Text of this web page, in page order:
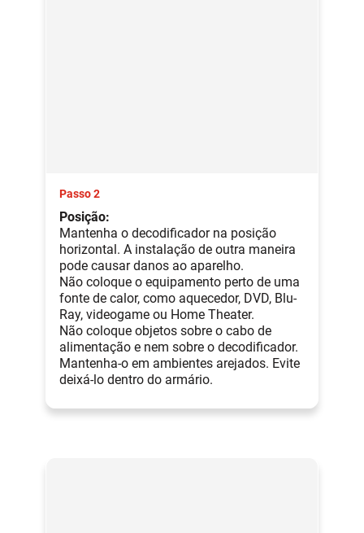
Passo 2
Posição:
Mantenha o decodificador na posição
horizontal. A instalação de outra maneira
pode causar danos ao aparelho.
Não coloque o equipamento perto de uma
fonte de calor, como aquecedor, DVD, Blu-
Ray, videogame ou Home Theater.
Não coloque objetos sobre o cabo de
alimentação e nem sobre o decodificador.
Mantenha-o em ambientes arejados. Evite
deixá-lo dentro do armário.